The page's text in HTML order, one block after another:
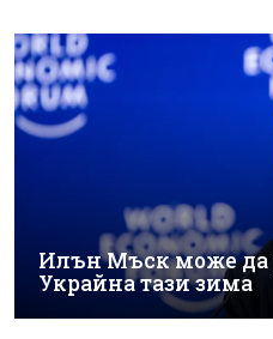
Илън Мъск може да
Украйна тази зима